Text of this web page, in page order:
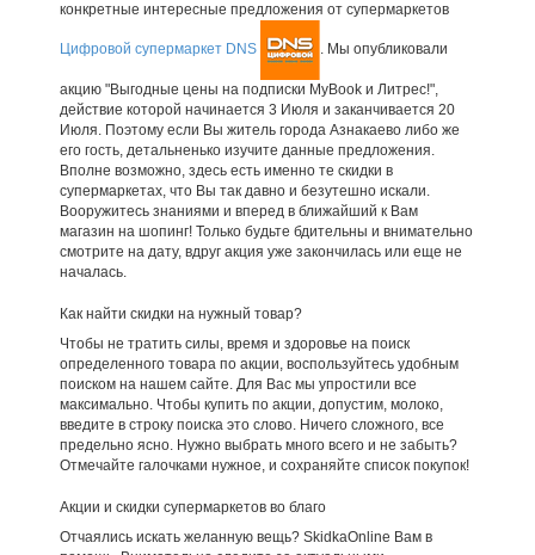
конкретные интересные предложения от супермаркетов
Цифровой супермаркет DNS . Мы опубликовали
акцию "Выгодные цены на подписки MyBook и Литрес!",
действие которой начинается 3 Июля и заканчивается 20
Июля. Поэтому если Вы житель города Азнакаево либо же
его гость, детальненько изучите данные предложения.
Вполне возможно, здесь есть именно те скидки в
супермаркетах, что Вы так давно и безутешно искали.
Вооружитесь знаниями и вперед в ближайший к Вам
магазин на шопинг! Только будьте бдительны и внимательно
смотрите на дату, вдруг акция уже закончилась или еще не
началась.
Как найти скидки на нужный товар?
Чтобы не тратить силы, время и здоровье на поиск
определенного товара по акции, воспользуйтесь удобным
поиском на нашем сайте. Для Вас мы упростили все
максимально. Чтобы купить по акции, допустим, молоко,
введите в строку поиска это слово. Ничего сложного, все
предельно ясно. Нужно выбрать много всего и не забыть?
Отмечайте галочками нужное, и сохраняйте список покупок!
Акции и скидки супермаркетов во благо
Отчаялись искать желанную вещь? SkidkaOnline Вам в